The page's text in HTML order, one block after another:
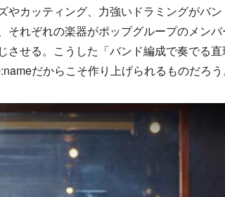
やカッティング、力強いドラミングがバ
それぞれの楽器がポップグループのメン
させる。こうした「バンド編成で奏でる
だからこそ作り上げられるものだろう